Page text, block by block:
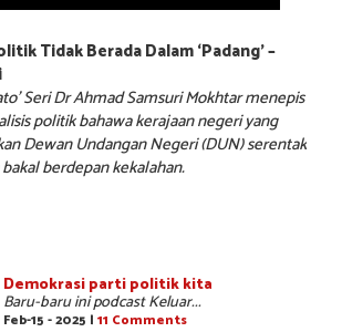
Tidak Berada Dalam ‘Padang’ –
Seri Dr Ahmad Samsuri Mokhtar menepis
politik bahawa kerajaan negeri yang
Dewan Undangan Negeri (DUN) serentak
berdepan kekalahan.
Demokrasi parti politik kita
Baru-baru ini podcast Keluar...
Feb-15 - 2025 | 11 Comments